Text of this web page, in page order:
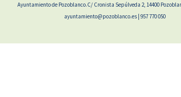
Ayuntamiento de Pozoblanco.C/ Cronista Sepúlveda 2, 14400
ayuntamiento@pozoblanco.es | 957 770 050